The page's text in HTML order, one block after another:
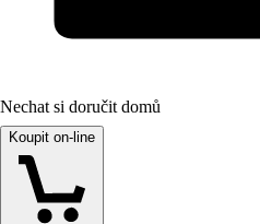
Nechat si doručit domů
Koupit on-line